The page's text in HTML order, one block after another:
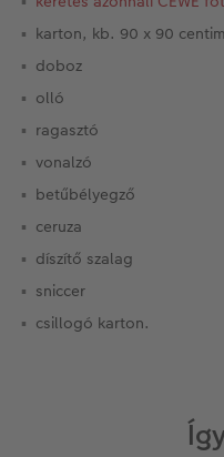
karton, kb. 90 x 90
doboz
olló
ragasztó
vonalzó
betűbélyegző
ceruza
díszítő szalag
sniccer
csillogó karton.